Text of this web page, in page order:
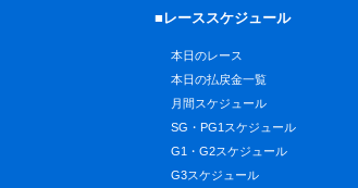
■レーススケジュール
本日のレース
本日の払戻金一覧
月間スケジュール
SG・PG1スケジュール
G1・G2スケジュール
G3スケジュール